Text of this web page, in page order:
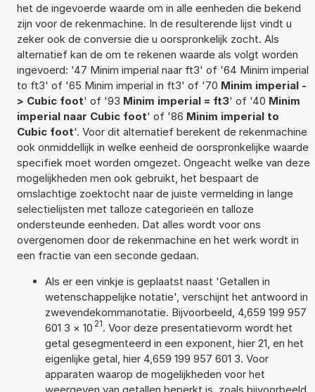
het de ingevoerde waarde om in alle eenheden die bekend
zijn voor de rekenmachine. In de resulterende lijst vindt u
zeker ook de conversie die u oorspronkelijk zocht. Als
alternatief kan de om te rekenen waarde als volgt worden
ingevoerd: '47 Minim imperial naar ft3' of '64 Minim imperial
to ft3' of '65 Minim imperial in ft3' of '70 Minim imperial -
> Cubic foot' of '93 Minim imperial = ft3' of '40 Minim
imperial naar Cubic foot' of '86 Minim imperial to
Cubic foot'. Voor dit alternatief berekent de rekenmachine
ook onmiddellijk in welke eenheid de oorspronkelijke waarde
specifiek moet worden omgezet. Ongeacht welke van deze
mogelijkheden men ook gebruikt, het bespaart de
omslachtige zoektocht naar de juiste vermelding in lange
selectielijsten met talloze categorieën en talloze
ondersteunde eenheden. Dat alles wordt voor ons
overgenomen door de rekenmachine en het werk wordt in
een fractie van een seconde gedaan.
Als er een vinkje is geplaatst naast 'Getallen in
wetenschappelijke notatie', verschijnt het antwoord in
zwevendekommanotatie. Bijvoorbeeld, 4,659 199 957
601 3 × 10 21. Voor deze presentatievorm wordt het
getal gesegmenteerd in een exponent, hier 21, en het
eigenlijke getal, hier 4,659 199 957 601 3. Voor
apparaten waarop de mogelijkheden voor het
weergeven van getallen beperkt is, zoals bijvoorbeeld